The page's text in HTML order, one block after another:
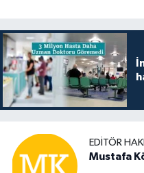
EDITÖR
Mustafa